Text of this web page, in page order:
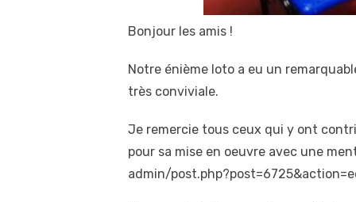
Bonjour les amis !
Notre énième loto a eu un
très conviviale.
Je remercie tous ceux qui y ont
pour sa mise en oeuvre avec une
admin/